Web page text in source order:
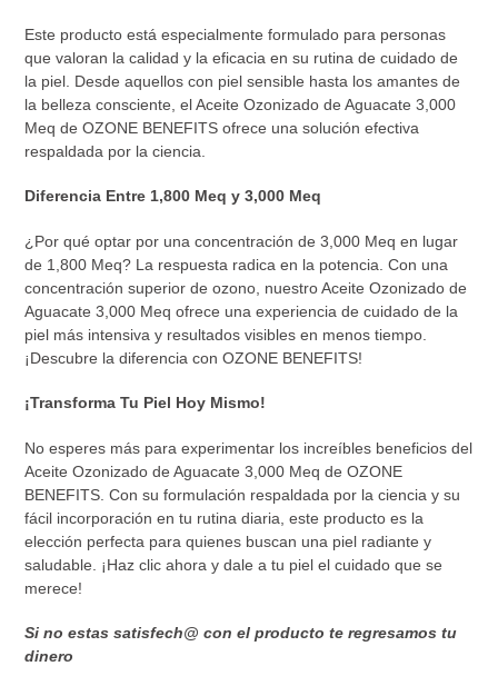
Este producto está especialmente formulado para personas
que valoran la calidad y la eficacia en su rutina de cuidado de
la piel. Desde aquellos con piel sensible hasta los amantes de
la belleza consciente, el Aceite Ozonizado de Aguacate 3,000
Meq de OZONE BENEFITS ofrece una solución efectiva
respaldada por la ciencia.
Diferencia Entre 1,800 Meq y 3,000 Meq
¿Por qué optar por una concentración de 3,000 Meq en lugar
de 1,800 Meq? La respuesta radica en la potencia. Con una
concentración superior de ozono, nuestro Aceite Ozonizado de
Aguacate 3,000 Meq ofrece una experiencia de cuidado de la
piel más intensiva y resultados visibles en menos tiempo.
¡Descubre la diferencia con OZONE BENEFITS!
¡Transforma Tu Piel Hoy Mismo!
No esperes más para experimentar los increíbles beneficios del
Aceite Ozonizado de Aguacate 3,000 Meq de OZONE
BENEFITS. Con su formulación respaldada por la ciencia y su
fácil incorporación en tu rutina diaria, este producto es la
elección perfecta para quienes buscan una piel radiante y
saludable. ¡Haz clic ahora y dale a tu piel el cuidado que se
merece!
Si no estas satisfech@ con el producto te regresamos tu
dinero